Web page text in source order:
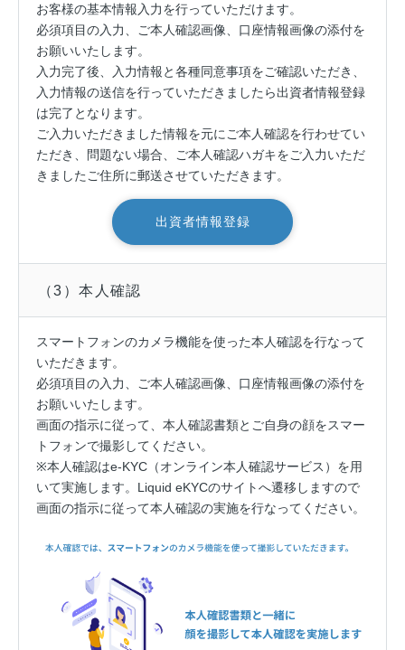
お客様の基本情報入力を行っていただけます。
必須項目の入力、ご本人確認画像、口座情報画像の添付を
お願いいたします。
入力完了後、入力情報と各種同意事項をご確認いただき、
入力情報の送信を行っていただきましたら出資者情報登録
は完了となります。
ご入力いただきました情報を元にご本人確認を行わせてい
ただき、問題ない場合、ご本人確認ハガキをご入力いただ
きましたご住所に郵送させていただきます。
出資者情報登録
（3）本人確認
スマートフォンのカメラ機能を使った本人確認を行なって
いただきます。
必須項目の入力、ご本人確認画像、口座情報画像の添付を
お願いいたします。
画面の指示に従って、本人確認書類とご自身の顔をスマー
トフォンで撮影してください。
※本人確認はe-KYC（オンライン本人確認サービス）を用
いて実施します。Liquid eKYCのサイトへ遷移しますので
画面の指示に従って本人確認の実施を行なってください。